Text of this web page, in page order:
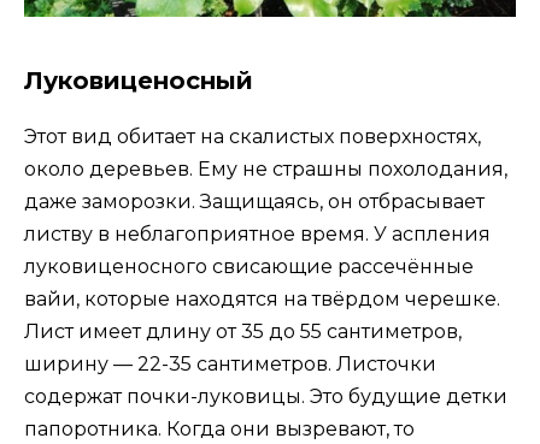
Луковиценосный
Этот вид обитает на скалистых поверхностях,
около деревьев. Ему не страшны похолодания,
даже заморозки. Защищаясь, он отбрасывает
листву в неблагоприятное время. У аспления
луковиценосного свисающие рассечённые
вайи, которые находятся на твёрдом черешке.
Лист имеет длину от 35 до 55 сантиметров,
ширину — 22-35 сантиметров. Листочки
содержат почки-луковицы. Это будущие детки
папоротника. Когда они вызревают, то